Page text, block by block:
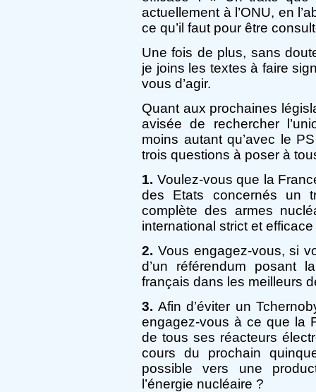
actuellement à l’ONU, en
ce qu’il faut pour être
Une fois de plus, sans
je joins les textes à faire
vous d’agir.
Quant aux prochaines
avisée de rechercher
moins autant qu’avec le
trois questions à poser à
1. Voulez-vous que la
des Etats concernés un
complète des armes
international strict et efficace
2. Vous engagez-vous, si
d’un référendum posant
français dans les meilleurs
3.Afin d’éviter un
engagez-vous à ce que la
de tous ses réacteurs
cours du prochain
possible vers une
l’énergie nucléaire ?